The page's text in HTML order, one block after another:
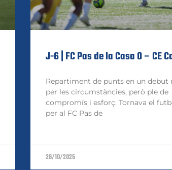
J-6 | FC Pas de la Casa 0 – CE
Repartiment de punts en un debut
per les circumstàncies, però ple de
compromís i esforç. Tornava el
per al FC Pas de
26/10/2025